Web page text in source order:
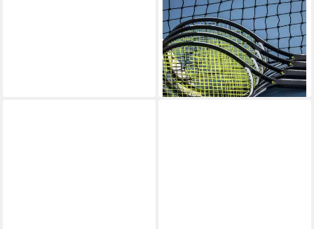
25in (9-12 Jahre) 2024
schwarz/grau - besaitet
ab 50,49 € UVP70,00 €
-28%
leider ausverkauft